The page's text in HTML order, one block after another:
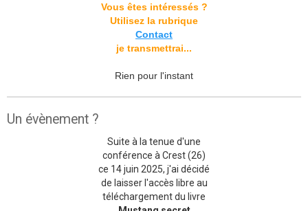
Vous êtes intéressés ?
Utilisez la rubrique
Contact
je transmettrai...
Rien pour l'instant
Un évènement ?
Suite à la tenue d'une
conférence à Crest (26)
ce 14 juin 2025, j'ai décidé
de laisser l'accès libre au
téléchargement du livre